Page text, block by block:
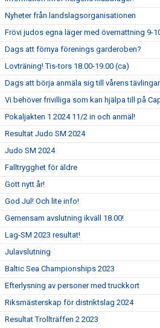
Nyheter från landslagsorganisationen
Frövi judos egna läger med övernattning 9-
Dags att förnya förenings garderoben?
Lovträning! Tis-tors 18.00-19.00 (ca)
Dags att börja anmäla sig till vårens
Vi behöver frivilliga som kan hjälpa till på
Pokaljakten 1 2024 11/2 in och anmäl!
Resultat Judo SM 2024
Judo SM 2024
Falltrygghet för äldre
Gott nytt år!
God Jul! Och lite info!
Gemensam avslutning ikväll 18.00!
Lag-SM 2023 resultat!
Julavslutning
Baltic Sea Championships 2023
Efterlysning av personer med truckkort
Riksmästerskap för distriktslag 2024
Resultat Trollträffen 2 2023